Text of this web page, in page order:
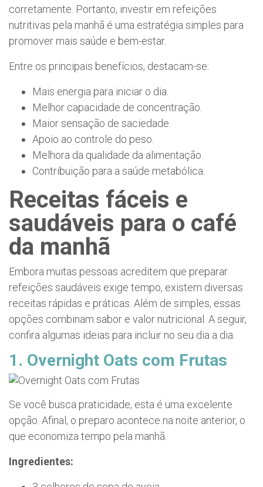
corretamente. Portanto, investir em refeições
nutritivas pela manhã é uma estratégia simples para
promover mais saúde e bem-estar.
Entre os principais benefícios, destacam-se:
Mais energia para iniciar o dia.
Melhor capacidade de concentração.
Maior sensação de saciedade.
Apoio ao controle do peso.
Melhora da qualidade da alimentação.
Contribuição para a saúde metabólica.
Receitas fáceis e
saudáveis para o café
da manhã
Embora muitas pessoas acreditem que preparar
refeições saudáveis exige tempo, existem diversas
receitas rápidas e práticas. Além de simples, essas
opções combinam sabor e valor nutricional. A seguir,
confira algumas ideias para incluir no seu dia a dia.
1. Overnight Oats com Frutas
Se você busca praticidade, esta é uma excelente
opção. Afinal, o preparo acontece na noite anterior, o
que economiza tempo pela manhã.
Ingredientes: